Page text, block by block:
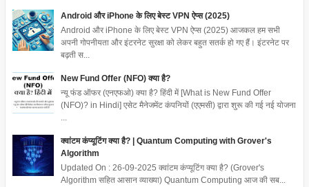
Android और iPhone के लिए बेस्ट VPN ऐप्स (2025)
Android और iPhone के लिए बेस्ट VPN ऐप्स (2025) आजकल हम सभी
अपनी गोपनीयता और इंटरनेट सुरक्षा को लेकर बहुत सतर्क हो गए हैं। इंटरनेट पर
बढ़ती स...
New Fund Offer (NFO) क्या है?
न्यू फंड ऑफर (एनएफओ) क्या है? हिंदी में [What is New Fund Offer
(NFO)? in Hindi] एसेट मैनेजमेंट कंपनियों (एएमसी) द्वारा शुरू की गई नई योजना
क्वांटम कंप्यूटिंग क्या है? | Quantum Computing with Grover's
Algorithm
Updated On : 26-09-2025 क्वांटम कंप्यूटिंग क्या है? (Grover's
Algorithm सहित आसान व्याख्या) Quantum Computing आज की सब...